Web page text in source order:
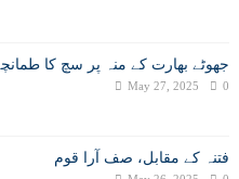
جھوٹے بھارت کے منہ پر سچ کا
May 27, 2025 0
فتنہ کے مقابل، صف آرا قوم